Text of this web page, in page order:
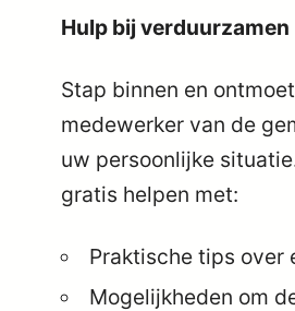
Hulp bij verduurzamen
Stap binnen en
medewerker van de
uw persoonlijke
gratis helpen met:
Praktische tips over
Mogelijkheden om